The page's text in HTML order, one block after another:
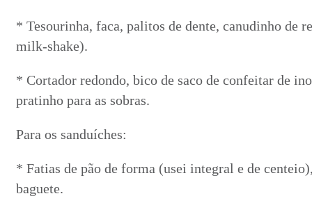
* Tesourinha, faca, palitos de dente, canudinho de
milk-shake).
* Cortador redondo, bico de saco de confeitar de
pratinho para as sobras.
Para os sanduíches:
* Fatias de pão de forma (usei integral e de
baguete.